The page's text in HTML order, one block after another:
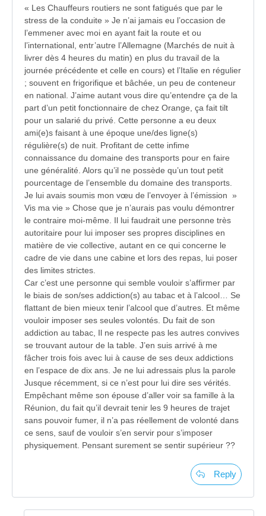
« Les Chauffeurs routiers ne sont fatigués que par le
stress de la conduite » Je n’ai jamais eu l’occasion de
l’emmener avec moi en ayant fait la route et ou
l’international, entr’autre l’Allemagne (Marchés de nuit à
livrer dès 4 heures du matin) en plus du travail de la
journée précédente et celle en cours) et l’Italie en régulier
; souvent en frigorifique et bâchée, un peu de conteneur
en national. J’aime autant vous dire qu’entendre ça de la
part d’un petit fonctionnaire de chez Orange, ça fait tilt
pour un salarié du privé. Cette personne a eu deux
ami(e)s faisant à une époque une/des ligne(s)
régulière(s) de nuit. Profitant de cette infime
connaissance du domaine des transports pour en faire
une généralité. Alors qu’il ne possède qu’un tout petit
pourcentage de l’ensemble du domaine des transports.
Je lui avais soumis mon vœu de l’envoyer à l’émission »
Vis ma vie » Chose que je n’aurais pas voulu démontrer
le contraire moi-même. Il lui faudrait une personne très
autoritaire pour lui imposer ses propres disciplines en
matière de vie collective, autant en ce qui concerne le
cadre de vie dans une cabine et lors des repas, lui poser
des limites strictes.
Car c’est une personne qui semble vouloir s’affirmer par
le biais de son/ses addiction(s) au tabac et à l’alcool… Se
flattant de bien mieux tenir l’alcool que d’autres. Et même
vouloir imposer ses seules volontés. Du fait de son
addiction au tabac, Il ne respecte pas les autres convives
se trouvant autour de la table. J’en suis arrivé à me
fâcher trois fois avec lui à cause de ses deux addictions
en l’espace de dix ans. Je ne lui adressais plus la parole
Jusque récemment, si ce n’est pour lui dire ses vérités.
Empêchant même son épouse d’aller voir sa famille à la
Réunion, du fait qu’il devrait tenir les 9 heures de trajet
sans pouvoir fumer, il n’a pas réellement de volonté dans
ce sens, sauf de vouloir s’en servir pour s’imposer
physiquement. Pensant surement se sentir supérieur ??
Reply